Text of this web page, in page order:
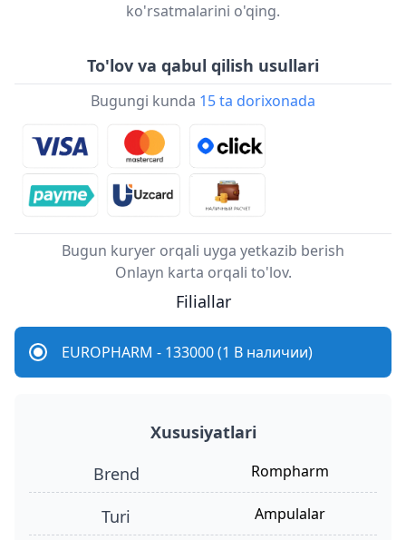
ko'rsatmalarini o'qing.
To'lov va qabul qilish usullari
Bugungi kunda 15 ta dorixonada
Bugun kuryer orqali uyga yetkazib berish
Onlayn karta orqali to'lov.
Filiallar
EUROPHARM - 133000 (1 В наличии)
Xususiyatlari
Brend
Rompharm
turi ampulalar